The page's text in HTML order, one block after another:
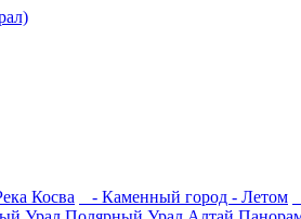
Косва - Каменный город - Летом